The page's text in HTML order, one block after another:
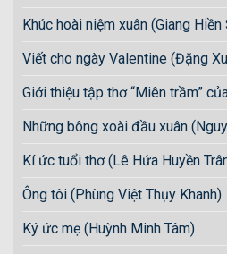
Khúc hoài niệm xuân (Giang Hiền
Viết cho ngày Valentine (Đặng
Giới thiệu tập thơ “Miên trầm”
Những bông xoài đầu xuân
Kí ức tuổi thơ (Lê Hứa Huyền
Ông tôi (Phùng Việt Thụy Khanh)
Ký ức mẹ (Huỳnh Minh Tâm)